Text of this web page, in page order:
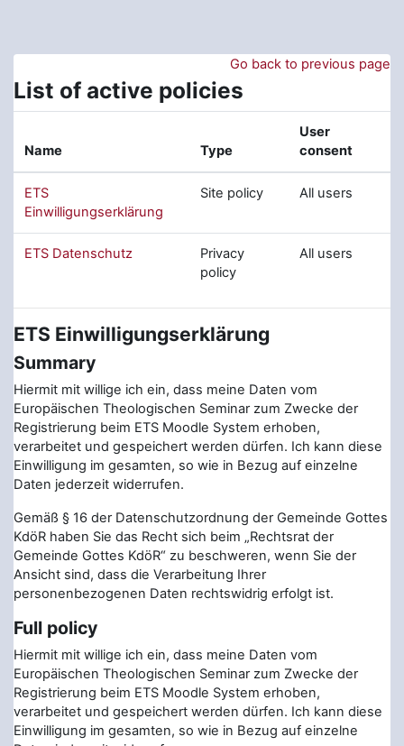
Go back to previous page
List of active policies
Name Type
User
consent
ETS
Einwilligungserklärung
Site policy All users
ETS Datenschutz
Privacy
policy
All users
ETS Einwilligungserklärung
Summary
Hiermit mit willige ich ein, dass meine Daten vom
Europäischen Theologischen Seminar zum Zwecke der
Registrierung beim ETS Moodle System erhoben,
verarbeitet und gespeichert werden dürfen. Ich kann diese
Einwilligung im gesamten, so wie in Bezug auf einzelne
Daten jederzeit widerrufen.
Gemäß § 16 der Datenschutzordnung der Gemeinde Gottes
KdöR haben Sie das Recht sich beim „Rechtsrat der
Gemeinde Gottes KdöR“ zu beschweren, wenn Sie der
Ansicht sind, dass die Verarbeitung Ihrer
personenbezogenen Daten rechtswidrig erfolgt ist.
Full policy
Hiermit mit willige ich ein, dass meine Daten vom
Europäischen Theologischen Seminar zum Zwecke der
Registrierung beim ETS Moodle System erhoben,
verarbeitet und gespeichert werden dürfen. Ich kann diese
Einwilligung im gesamten, so wie in Bezug auf einzelne